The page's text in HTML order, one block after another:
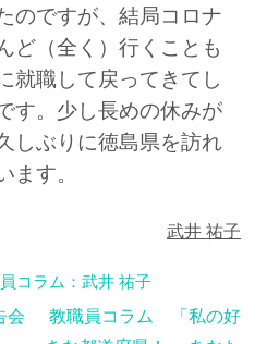
のですが、結局コロナ
ど（全く）行くことも
就職して戻ってきてし
す。少し長めの休みが
しぶりに徳島県を訪れ
ます。
武井 祐子
コラム：武井 祐子
会
教職員コラム 「私の好